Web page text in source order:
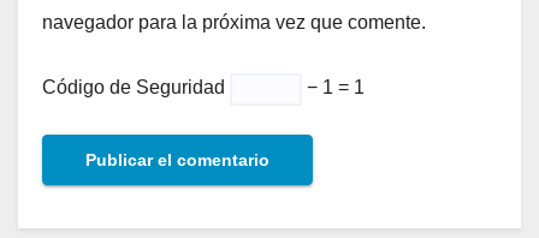
navegador para la próxima vez que comente.
Código de Seguridad − 1 = 1